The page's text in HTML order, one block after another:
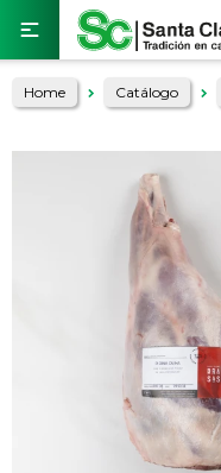

Home Catálogo